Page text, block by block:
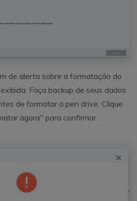
de alerta sobre a formatação do
Faça backup de seus dados
de formatar o pen drive. Clique
agora" para confirmar.